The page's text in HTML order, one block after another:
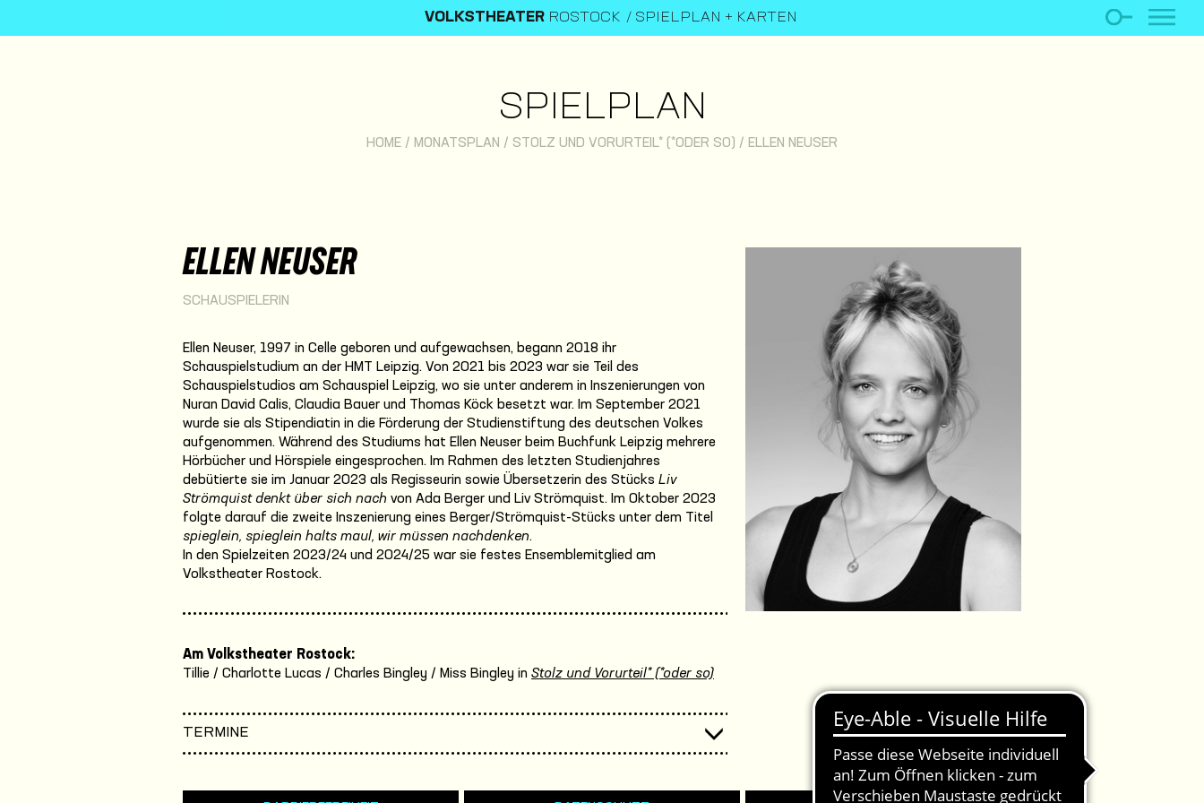
VOLKSTHEATER ROSTOCK SPIELPLAN + KARTEN
SPIELPLAN
HOME / MONATSPLAN / STOLZ UND VORURTEIL* (*ODER SO) / ELLEN NEUSER
ELLEN NEUSER
SCHAUSPIELERIN
Ellen Neuser, 1997 in Celle geboren und aufgewachsen, begann 2018 ihr
Schauspielstudium an der HMT Leipzig. Von 2021 bis 2023 war sie Teil des
Schauspielstudios am Schauspiel Leipzig, wo sie unter anderem in Inszenierungen von
Nuran David Calis, Claudia Bauer und Thomas Köck besetzt war. Im September 2021
wurde sie als Stipendiatin in die Förderung der Studienstiftung des deutschen Volkes
aufgenommen. Während des Studiums hat Ellen Neuser beim Buchfunk Leipzig mehrere
Hörbücher und Hörspiele eingesprochen. Im Rahmen des letzten Studienjahres
debütierte sie im Januar 2023 als Regisseurin sowie Übersetzerin des Stücks Liv
Strömquist denkt über sich nach von Ada Berger und Liv Strömquist. Im Oktober 2023
folgte darauf die zweite Inszenierung eines Berger/Strömquist-Stücks unter dem Titel
spieglein, spieglein halts maul, wir müssen nachdenken.
In den Spielzeiten 2023/24 und 2024/25 war sie festes Ensemblemitglied am
Volkstheater Rostock.
Am Volkstheater Rostock:
Tillie / Charlotte Lucas / Charles Bingley / Miss Bingley in Stolz und Vorurteil* (*oder so)
TERMINE